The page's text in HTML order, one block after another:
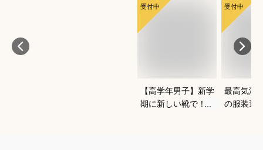
受付中
【高学年男子】新学
期に新しい靴で！か
受付中
最高気温
の服装選